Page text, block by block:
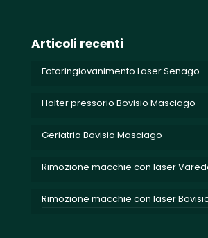
Articoli recenti
Fotoringiovanimento Laser Senago
Holter pressorio Bovisio Masciago
Geriatria Bovisio Masciago
Rimozione macchie con laser
Rimozione macchie con laser